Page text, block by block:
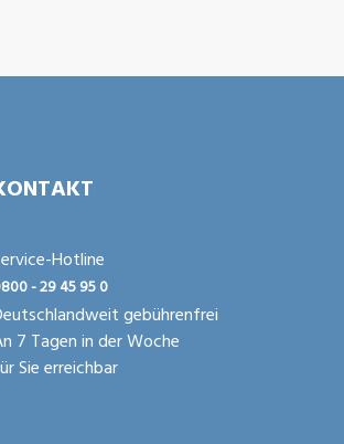
Hotline
- 29 45 95 0
gebührenfrei
7 Tagen in der Woche
Sie erreichbar